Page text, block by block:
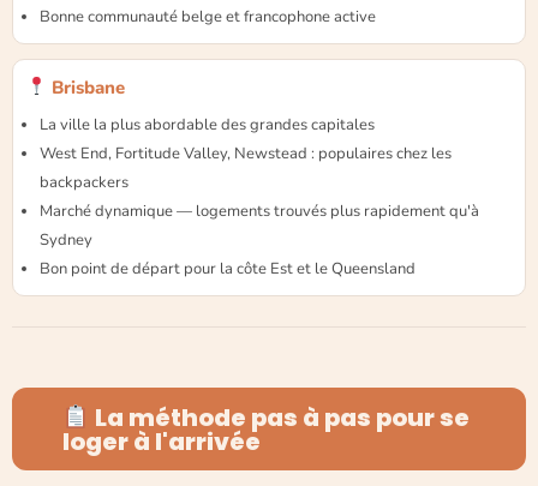
Bonne communauté belge et francophone active
Brisbane
La ville la plus abordable des grandes capitales
West End, Fortitude Valley, Newstead : populaires chez les
backpackers
Marché dynamique — logements trouvés plus rapidement qu'à
Sydney
Bon point de départ pour la côte Est et le Queensland
La méthode pas à pas pour se
loger à l'arrivée